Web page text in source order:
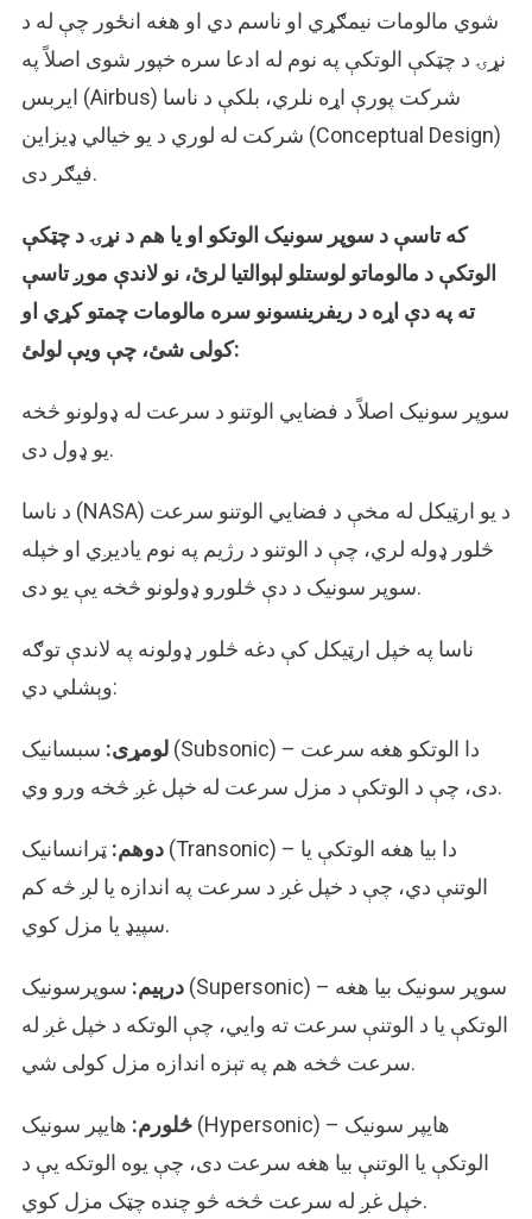
شوي مالومات نیمګړي او ناسم دي او هغه انځور چې له د
نړۍ د چټکې الوتکې په نوم له ادعا سره خپور شوی اصلاً په
ایربس (Airbus) شرکت پورې اړه نلري، بلکې د ناسا
شرکت له لوري د یو خیالي ډیزاین (Conceptual Design)
فیګر دی.
که تاسې د سوپر سونیک الوتکو او یا هم د نړۍ د چټکې
الوتکې د مالوماتو لوستلو لېوالتیا لرئ، نو لاندې موږ تاسې
ته په دې اړه د ریفرینسونو سره مالومات چمتو کړي او
کولی شئ، چې ویې لولئ:
سوپر سونیک اصلاً د فضایي الوتنو د سرعت له ډولونو څخه
یو ډول دی.
د ناسا (NASA) د یو ارټیکل له مخې د فضایي الوتنو سرعت
څلور ډوله لري، چې د الوتنو د رژیم په نوم یادیږي او خپله
سوپر سونیک د دې څلورو ډولونو څخه یې یو دی.
ناسا په خپل ارټیکل کې دغه څلور ډولونه په لاندې توګه
وېشلي دي:
لومړی: سبسانیک (Subsonic) – دا الوتکو هغه سرعت
دی، چې د الوتکې د مزل سرعت له خپل غږ څخه ورو وي.
دوهم:ټرانسانیک (Transonic) – دا بیا هغه الوتکې یا
الوتنې دي، چې د خپل غږ د سرعت په اندازه یا لږ څه کم
سپیډ یا مزل کوي.
درېیم: سوپرسونیک (Supersonic) – سوپر سونیک بیا هغه
الوتکې یا د الوتنې سرعت ته وایي، چې الوتکه د خپل غږ له
سرعت څخه هم په تېزه اندازه مزل کولی شي.
څلورم: هایپر سونیک (Hypersonic) – هایپر سونیک
الوتکې یا الوتنې بیا هغه سرعت دی، چې یوه الوتکه یې د
خپل غږ له سرعت څخه څو چنده چټک مزل کوي.